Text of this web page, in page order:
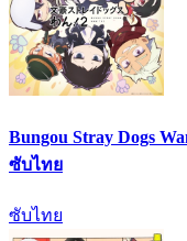
Bungou Stray Dogs
ซับไทย
ซับไทย